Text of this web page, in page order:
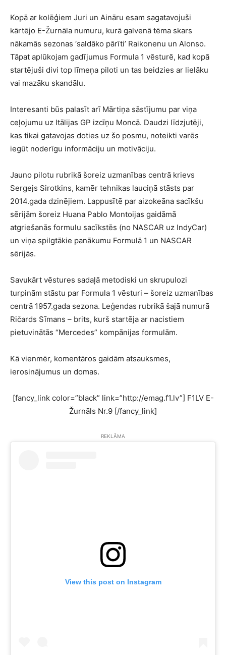
Kopā ar kolēģiem Juri un Aināru esam sagatavojuši
kārtējo E-Žurnāla numuru, kurā galvenā tēma skars
nākamās sezonas ‘saldāko pārīti’ Raikonenu un Alonso.
Tāpat aplūkojam gadījumus Formula 1 vēsturē, kad kopā
startējuši divi top līmeņa piloti un tas beidzies ar lielāku
vai mazāku skandālu.
Interesanti būs palasīt arī Mārtiņa sāstījumu par viņa
ceļojumu uz Itālijas GP izcīņu Moncā. Daudzi līdzjutēji,
kas tikai gatavojas doties uz šo posmu, noteikti varēs
iegūt noderīgu informāciju un motivāciju.
Jauno pilotu rubrikā šoreiz uzmanības centrā krievs
Sergejs Sirotkins, kamēr tehnikas lauciņā stāsts par
2014.gada dzinējiem. Lappusītē par aizokeāna sacīkšu
sērijām šoreiz Huana Pablo Montoijas gaidāmā
atgriešanās formulu sacīkstēs (no NASCAR uz IndyCar)
un viņa spilgtākie panākumu Formulā 1 un NASCAR
sērijās.
Savukārt vēstures sadaļā metodiski un skrupulozi
turpinām stāstu par Formula 1 vēsturi – šoreiz uzmanības
centrā 1957.gada sezona. Leģendas rubrikā šajā numurā
Ričards Sīmans – brits, kurš startēja ar nacistiem
pietuvinātās “Mercedes” kompānijas formulām.
Kā vienmēr, komentāros gaidām atsauksmes,
ierosinājumus un domas.
[fancy_link color=”black” link=”http://emag.f1.lv”] F1LV E-
Žurnāls Nr.9 [/fancy_link]
REKLĀMA
View this post on Instagram